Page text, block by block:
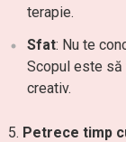
terapie.
Sfat: Nu te
Scopul este
creativ.
Petrece timp